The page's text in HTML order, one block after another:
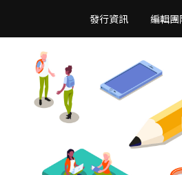
主
發行資訊 編輯團